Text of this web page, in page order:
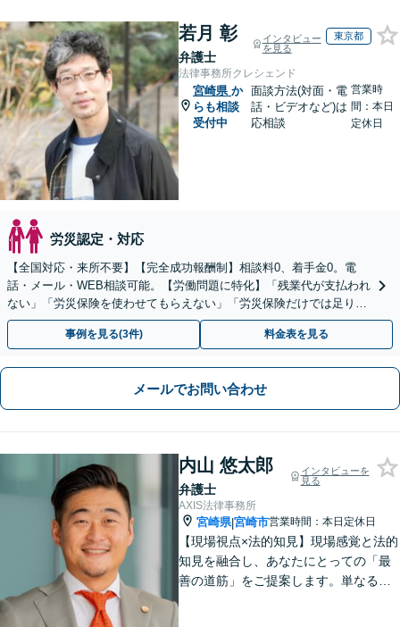
若月 彰
弁護士
インタビュー
を見る
東京都
法律事務所クレシェンド
宮崎県 か
らも相談
受付中
面談方法(対面・電
話・ビデオなど)は
応相談
営業時
間：本日
定休日
労災認定・対応
【全国対応・来所不要】【完全成功報酬制】相談料0、着手金0。電
話・メール・WEB相談可能。【労働問題に特化】「残業代が支払われ
ない」「労災保険を使わせてもらえない」「労災保険だけでは足りな
い。損害賠償請求したい」など労働問題はお任せを。
事例を見る(3件) 料金表を見る
メールでお問い合わせ
内山 悠太郎
弁護士
インタビューを
見る
AXIS法律事務所
宮崎県|宮崎市営業時間：本日定休日
【現場視点×法的知見】現場感覚と法的
知見を融合し、あなたにとっての「最
善の道筋」をご提案します。単なるリ